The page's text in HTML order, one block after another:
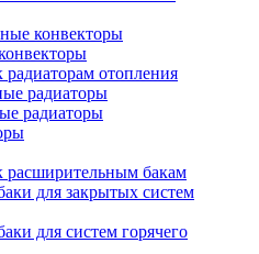
конвекторы
отопления
радиаторы
радиаторы
бакам
для закрытых систем
для систем горячего